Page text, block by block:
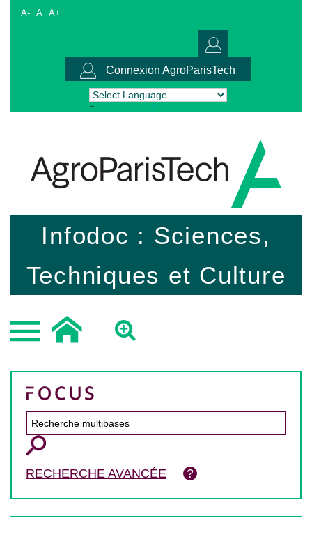
A- A A+
Connexion AgroParisTech
Powered by Translate
Infodoc : Sciences,
Techniques et Culture
RECHERCHE AVANCÉE